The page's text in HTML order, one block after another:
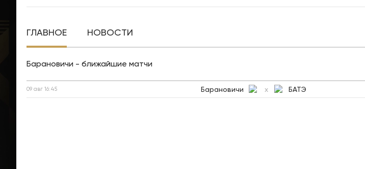
ГЛАВНОЕ НОВОСТИ
Барановичи - ближайшие матчи
09 авг 16:45 Барановичи x БАТЭ